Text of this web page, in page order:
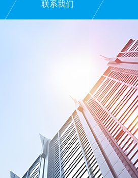
联系我们